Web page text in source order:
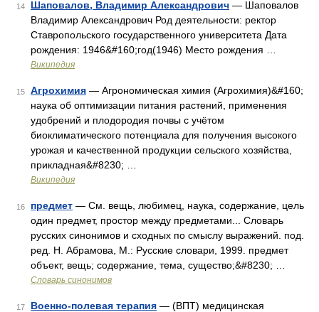
14 Шаповалов, Владимир Александрович — Шаповалов
Владимир Александрович Род деятельности: ректор
Ставропольского государственного университета Дата
рождения: 1946&#160;год(1946) Место рождения …
Википедия
15 Агрохимия — Агрономическая химия (Агрохимия)&#160;
наука об оптимизации питания растений, применения
удобрений и плодородия почвы с учётом
биоклиматического потенциала для получения высокого
урожая и качественной продукции сельского хозяйства,
прикладная&#8230; …
Википедия
16 предмет — См. вещь, любимец, наука, содержание, цель
один предмет, простор между предметами... Словарь
русских синонимов и сходных по смыслу выражений. под.
ред. Н. Абрамова, М.: Русские словари, 1999. предмет
объект, вещь; содержание, тема, существо;&#8230; …
Словарь синонимов
17 Военно-полевая терапия — (ВПТ) медицинская